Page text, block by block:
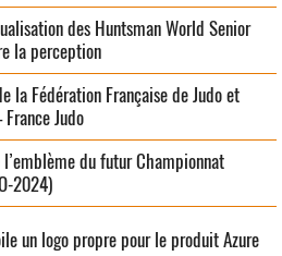
des Huntsman World Senior
la perception
la Fédération Française de Judo et
Judo
l’emblème du futur Championnat
2024)
un logo propre pour le produit Azure